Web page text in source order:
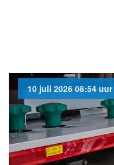
10 juli 2026 08:54 uur